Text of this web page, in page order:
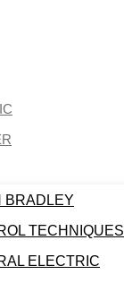
BRADLEY
TECHNIQUES
ELECTRIC